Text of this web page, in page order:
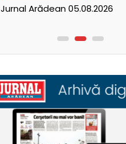
Jurnal Arădean 05.08.2026